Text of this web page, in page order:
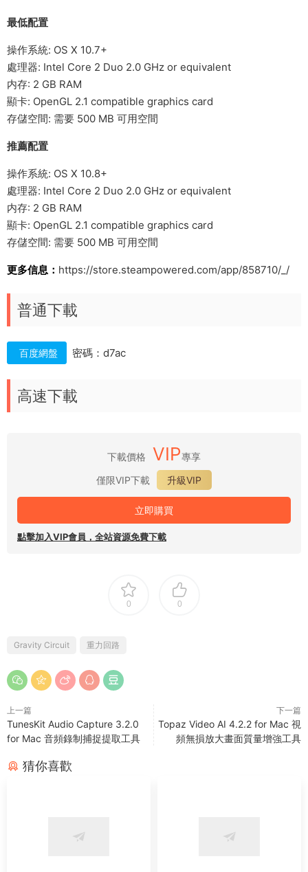
最低配置
操作系統: OS X 10.7+
處理器: Intel Core 2 Duo 2.0 GHz or equivalent
内存: 2 GB RAM
顯卡: OpenGL 2.1 compatible graphics card
存儲空間: 需要 500 MB 可用空間
推薦配置
操作系統: OS X 10.8+
處理器: Intel Core 2 Duo 2.0 GHz or equivalent
内存: 2 GB RAM
顯卡: OpenGL 2.1 compatible graphics card
存儲空間: 需要 500 MB 可用空間
更多信息： https://store.steampowered.com/app/858710/_/
普通下載
百度網盤 密碼：d7ac
高速下載
下載價格 VIP專享
僅限VIP下載
升級VIP
立即購買
點擊加入VIP會員，全站資源免費下載
0 0
Gravity Circuit 重力回路
上一篇
TunesKit Audio Capture 3.2.0
for Mac 音頻錄制捕捉提取工具
下一篇
Topaz Video AI 4.2.2 for Mac 視
頻無損放大畫面質量增強工具
猜你喜歡